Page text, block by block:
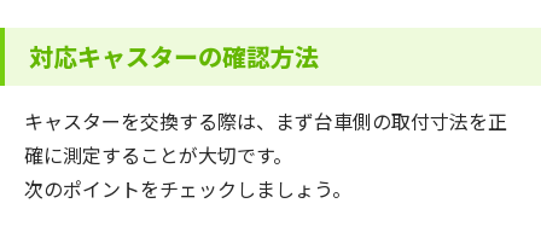
対応キャスターの確認方法
キャスターを交換する際は、まず台車側の取付寸法を正
確に測定することが大切です。
次のポイントをチェックしましょう。